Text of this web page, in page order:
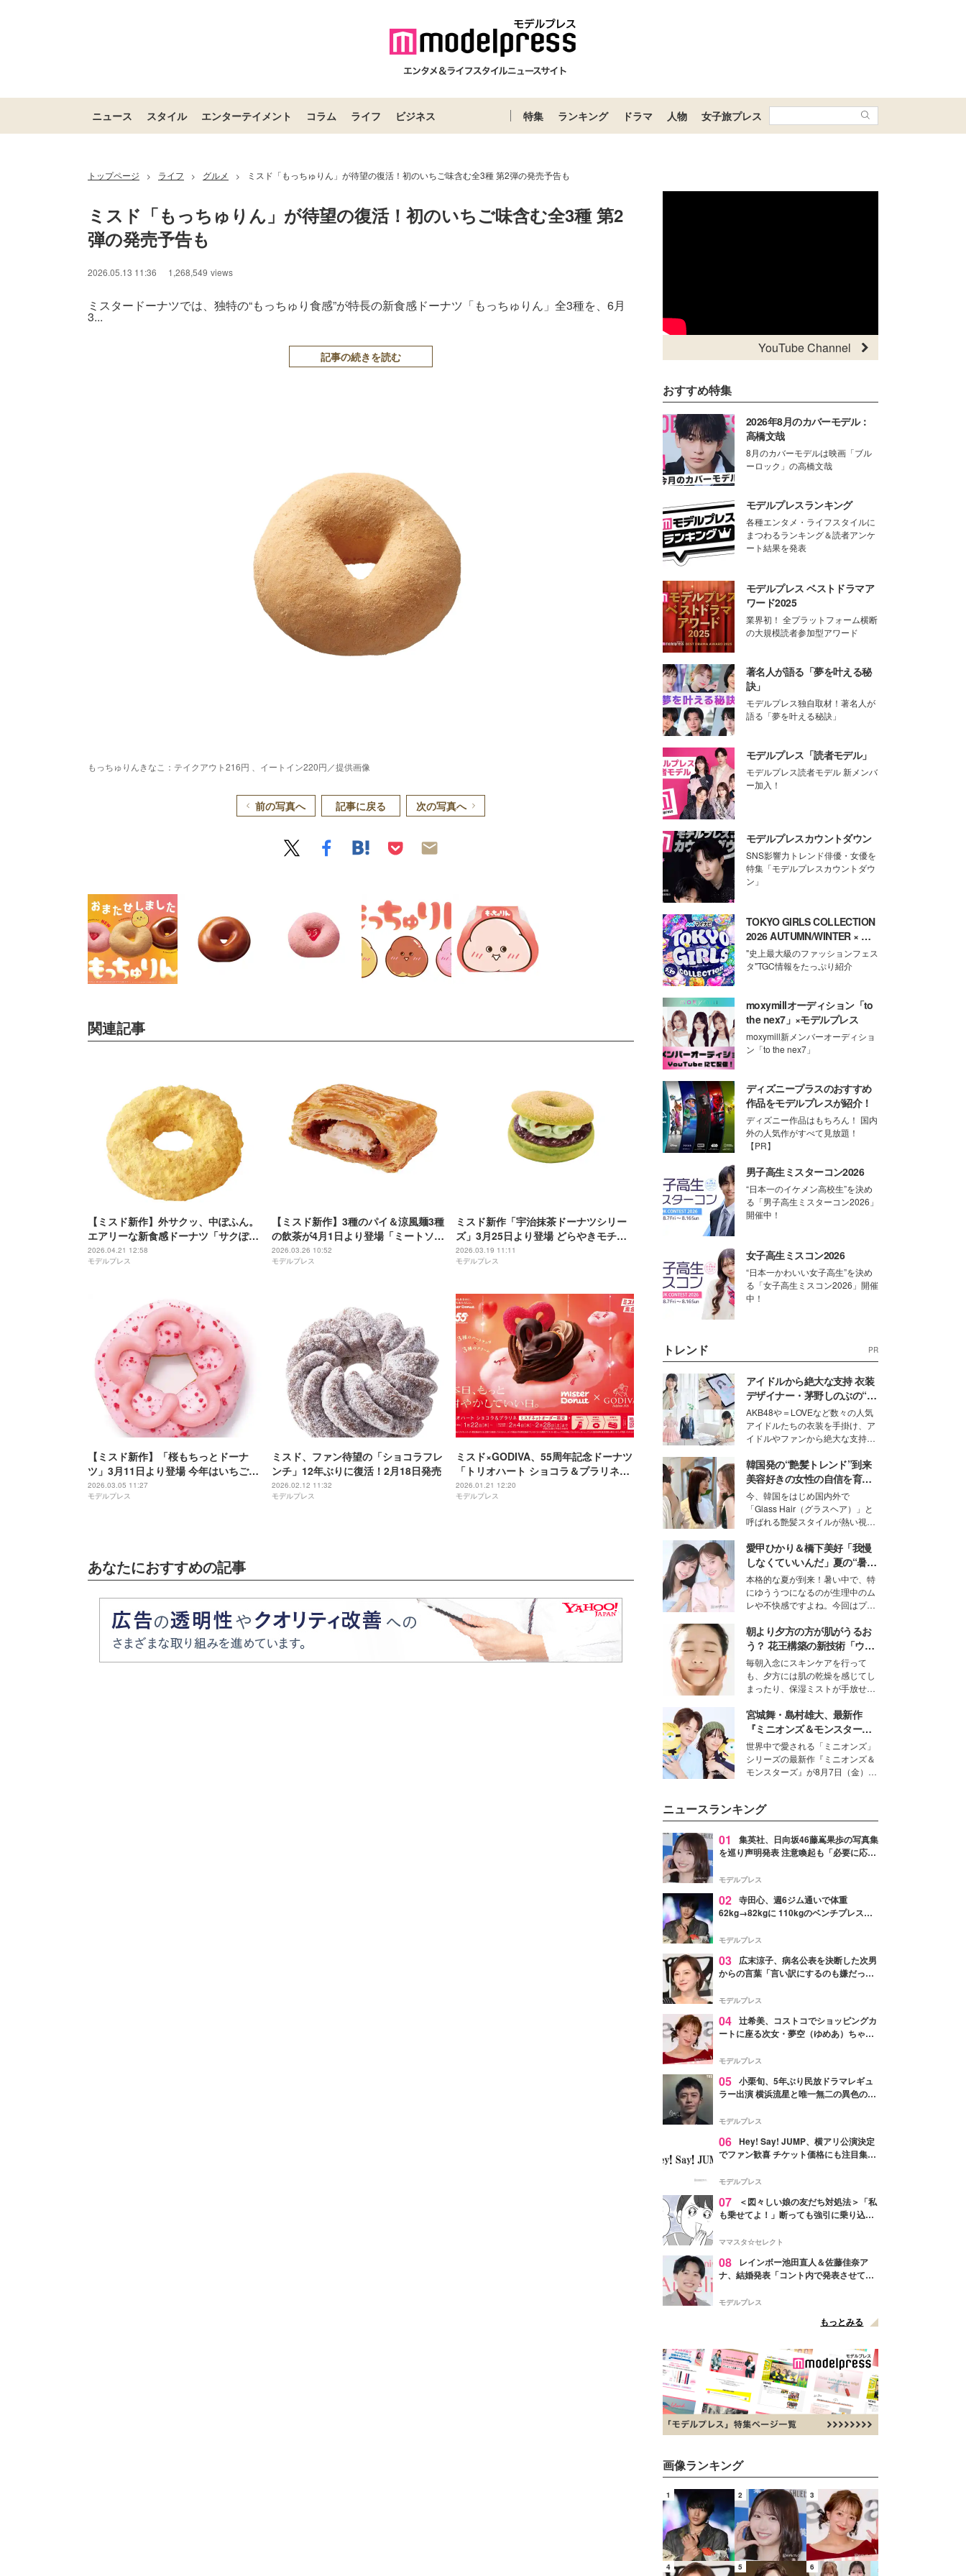
ニュース スタイル エンターテイメント コラム ライフ ビジネス 特集 ランキング ドラマ 人物 女子旅プレス
トップページ > ライフ > グルメ > ミスド「もっちゅりん」が待望の復活！初のいちご味含む全3種 第2弾の発売予告も
ミスド「もっちゅりん」が待望の復活！初のいちご味含む全3種 第2
弾の発売予告も
2026.05.13 11:36 1,268,549 views
ミスタードーナツでは、独特の“もっちゅり食感”が特長の新食感ドーナツ「もっちゅりん」全3種を、6月
3...
記事の続きを読む
もっちゅりんきなこ：テイクアウト216円 、イートイン220円／提供画像
前の写真へ 記事に戻る 次の写真へ
関連記事
【ミスド新作】外サクッ、中ぽふん。
エアリーな新食感ドーナツ「サクぽふ
ん」4月27日より登場
2026.04.21 12:58
モデルプレス
【ミスド新作】3種のパイ＆涼風麺3種
の飲茶が4月1日より登場「ミートソー
スとマッシュポテトパイ」など春夏メ
ニューずらり
2026.03.26 10:52
モデルプレス
ミスド新作「宇治抹茶ドーナツシリー
ズ」3月25日より登場 どらやきモチー
フ2種＆ポン・デ・宇治抹茶生地3種
2026.03.19 11:11
モデルプレス
【ミスド新作】「桜もちっとドーナ
ツ」3月11日より登場 今年はいちごを
纏った春爛漫な全4種
2026.03.05 11:27
モデルプレス
ミスド、ファン待望の「ショコラフレ
ンチ」12年ぶりに復活！2月18日発売
2026.02.12 11:32
モデルプレス
ミスド×GODIVA、55周年記念ドーナツ
「トリオハート ショコラ＆プラリネ」
登場 ネットオーダー限定
2026.01.21 12:20
モデルプレス
あなたにおすすめの記事
YouTube Channel
おすすめ特集
2026年8月のカバーモデル：
高橋文哉
8月のカバーモデルは映画「ブル
ーロック」の高橋文哉
モデルプレスランキング
各種エンタメ・ライフスタイルに
まつわるランキング＆読者アンケ
ート結果を発表
モデルプレス ベストドラマア
ワード2025
業界初！ 全プラットフォーム横断
の大規模読者参加型アワード
著名人が語る「夢を叶える秘
訣」
モデルプレス独自取材！著名人が
語る「夢を叶える秘訣」
モデルプレス「読者モデル」
モデルプレス読者モデル 新メンバ
ー加入！
モデルプレスカウントダウン
SNS影響力トレンド俳優・女優を
特集「モデルプレスカウントダウ
ン」
TOKYO GIRLS COLLECTION
2026 AUTUMN/WINTER × モ
デルプレス
"史上最大級のファッションフェス
タ"TGC情報をたっぷり紹介
moxymillオーディション「to
the nex7」×モデルプレス
moxymill新メンバーオーディショ
ン「to the nex7」
ディズニープラスのおすすめ
作品をモデルプレスが紹介！
ディズニー作品はもちろん！ 国内
外の人気作がすべて見放題！
【PR】
男子高生ミスターコン2026
“日本一のイケメン高校生”を決め
る「男子高生ミスターコン2026」
開催中！
女子高生ミスコン2026
“日本一かわいい女子高生”を決め
る「女子高生ミスコン2026」開催
中！
トレンド PR
アイドルから絶大な支持 衣装
デザイナー・茅野しのぶの“可
愛い”を作る美学＜「シチズン
クロスシー」インタビュー＞
AKB48や＝LOVEなど数々の人気
アイドルたちの衣装を手掛け、ア
イドルやファンから絶大な支持を
取締役兼クリエイティブディレク
ター・茅野しのぶ。一人ひとりの
個性に寄り添い、魅力を引き出す
衣装作りは、多くの女性たちに勇
気と自信を与え続けている。
韓国発の“艶髪トレンド”到来
美容好きの女性の自信を育む
「ヘアケア事情」って？
今、韓国をはじめ国内外で
「Glass Hair（グラスヘア）」と
呼ばれる艶髪スタイルが熱い視線
ションの完成度を高めるベースと
して、“髪そのものの美しさ”に改
めて注目する人が増えている様
子。今回は、そんな憧れの艶やか
な髪を日常で叶える、美容好きの
女性たちのヘアケア事情を紹介し
ます。
愛甲ひかり＆橋下美好「我慢
しなくていいんだ」夏の“暑さ
対策”の新しい選択肢とは？
本格的な夏が到来！暑い中で、特
にゆううつになるのが生理中のム
レや不快感ですよね。今回はプラ
モデル・愛甲ひかりさんと橋下美
好さんを迎えて本音で女子会トー
ク。猛暑のお出かけを快適に過ご
すヒントや、2人が感動した夏の
生理の新常識にも迫りました。
朝より夕方の方が肌がうるお
う？ 花王構築の新技術「ウォ
ーターキャプチャリングスキ
ン（捕水肌）」がスキンケア
の常識を変える予感
毎朝入念にスキンケアを行って
も、夕方には肌の乾燥を感じてし
まったり、保湿ミストが手放せな
な美容の常識を大きく変える可能
性を秘めた、革新的な「Water
Capturing Skin（ウォーターキャ
プチャリングスキン：捕水肌）」
技術を、花王が構築した。
宮城舞・島村雄大、最新作
『ミニオンズ＆モンスター
ズ』の魅力熱弁 ハチャメチャ
だけじゃない“友情と絆”に感
動
世界中で愛される「ミニオンズ」
シリーズの最新作『ミニオンズ＆
モンスターズ』が8月7日（金）に
デルの宮城舞と島村雄大の特別対
談をお届け！それぞれの視点か
ら、今作ならではの魅力や予想外
の感動をもたらす奥深いストーリ
た。
ニュースランキング
01
集英社、日向坂46藤嶌果歩の写真集
を巡り声明発表 注意喚起も「必要に応じ
モデルプレス
02 寺田心、週6ジム通いで体重
62kg→82kgに 110kgのベンチプレス持
「かっこいい」と反響
モデルプレス
03
広末涼子、病名公表を決断した次男
からの言葉「言い訳にするのも嫌だっ
モデルプレス
04 辻希美、コストコでショッピングカ
ートに座る次女・夢空（ゆめあ）ちゃん
ぎ」「成長を感じる」の声
モデルプレス
05 小栗旬、5年ぶり民放ドラマレギュ
ラー出演 横浜流星と唯一無二の異色のバ
モデルプレス
06 Hey! Say! JUMP、横アリ公演決定
でファン歓喜 チケット価格にも注目集ま
モデルプレス
07
＜図々しい娘の友だち対処法＞「私
も乗せてよ！」断っても強引に乗り込ん
ママスタ☆セレクト
08
レインボー池田直人＆佐藤佳奈ア
ナ、結婚発表「コント内で発表させてい
点変更のため
モデルプレス
もっとみる
画像ランキング
1 2 3
4 5 6